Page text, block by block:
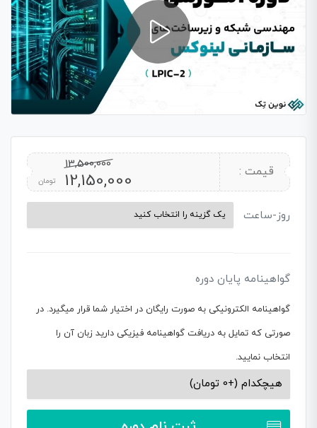
قیمت : 13,500,000
12,150,000 تومان
روز-ساعت
گواهینامه پایان دوره
گواهینامه الکترونیکی به صورت رایگان در اختیار شما قرار میگیرد. در
صورتی که تمایل به دریافت گواهینامه فیزیکی دارید زبان آن را
انتخاب نمایید.